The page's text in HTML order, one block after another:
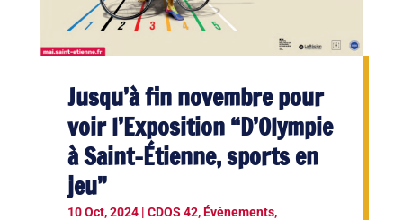
Jusqu’à fin novembre pour
voir l’Exposition “D’Olympie
à Saint-Étienne, sports en
jeu”
10 Oct, 2024| CDOS 42,Événements,